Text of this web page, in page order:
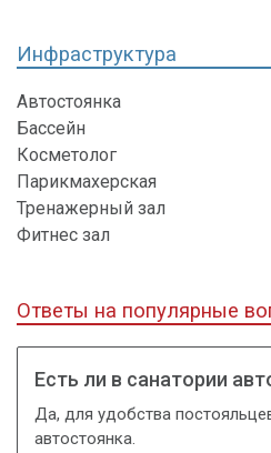
Инфраструктура
Автостоянка
Бассейн
Косметолог
Парикмахерская
Тренажерный зал
Фитнес зал
Ответы на популярные
Есть ли в санатории
Да, для удобства
автостоянка.